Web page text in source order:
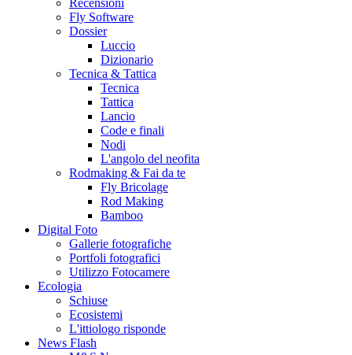
Recensioni
Fly Software
Dossier
Luccio
Dizionario
Tecnica & Tattica
Tecnica
Tattica
Lancio
Code e finali
Nodi
L'angolo del neofita
Rodmaking & Fai da te
Fly Bricolage
Rod Making
Bamboo
Digital Foto
Gallerie fotografiche
Portfoli fotografici
Utilizzo Fotocamere
Ecologia
Schiuse
Ecosistemi
L'ittiologo risponde
News Flash